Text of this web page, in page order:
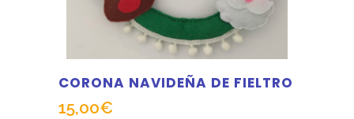
CORONA NAVIDEÑA DE FIELTRO
15,00€